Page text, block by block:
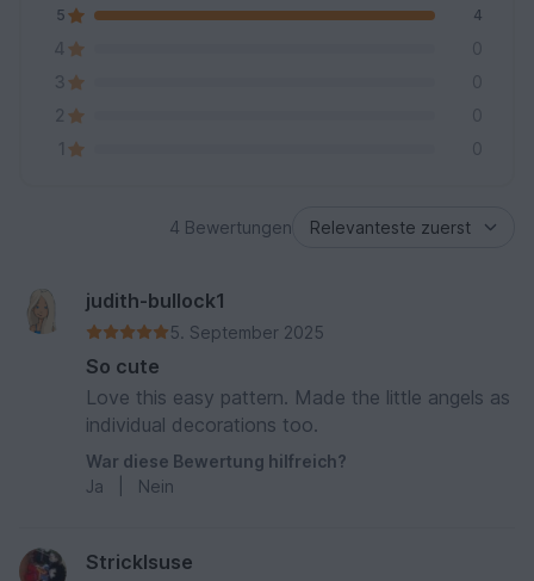
5 4
4
0
3
0
2
0
1
0
4 Bewertungen
judith-bullock1
5. September 2025
So cute
Love this easy pattern. Made the little angels as
individual decorations too.
War diese Bewertung hilfreich?
Ja
Nein
Stricklsuse